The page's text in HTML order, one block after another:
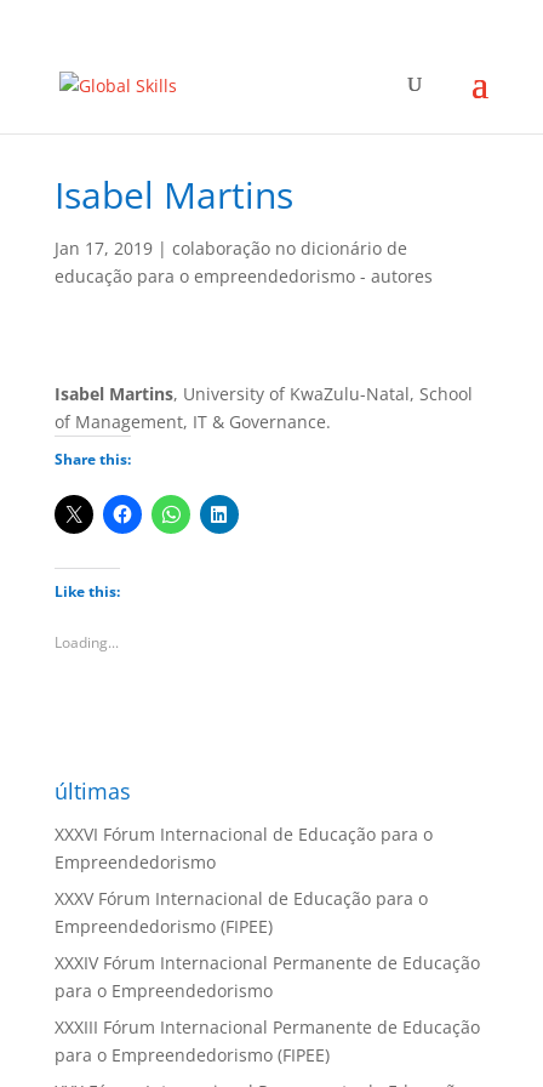
Isabel Martins
Jan 17, 2019| colaboração no dicionário de
educação para o empreendedorismo - autores
Isabel Martins, University of KwaZulu-Natal, School
of Management, IT & Governance.
Share this:
Like this:
Loading...
últimas
XXXVI Fórum Internacional de Educação para o
Empreendedorismo
XXXV Fórum Internacional de Educação para o
Empreendedorismo (FIPEE)
XXXIV Fórum Internacional Permanente de Educação
para o Empreendedorismo
XXXIII Fórum Internacional Permanente de Educação
para o Empreendedorismo (FIPEE)